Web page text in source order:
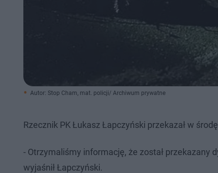
Autor: Stop Cham, mat. policji/ Archiwum prywatne
Rzecznik PK Łukasz Łapczyński przekazał w
- Otrzymaliśmy informację, że został
wyjaśnił Łapczyński.